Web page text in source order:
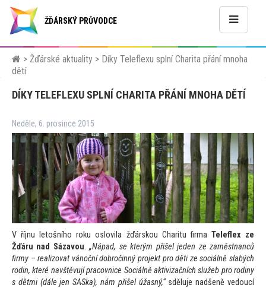
ŽĎÁRSKÝ PRŮVODCE
> Žďárské aktuality > Díky Teleflexu splní Charita přání mnoha
dětí
DÍKY TELEFLEXU SPLNÍ CHARITA PŘÁNÍ MNOHA DĚTÍ
Neděle, 6. prosince 2015
V říjnu letošního roku oslovila žďárskou Charitu firma Teleflex ze
Žďáru nad Sázavou.„Nápad, se kterým přišel jeden ze zaměstnanců
firmy – realizovat vánoční dobročinný projekt pro děti ze sociálně slabých
rodin, které navštěvují pracovnice Sociálně aktivizačních služeb pro rodiny
s dětmi (dále jen SASka), nám přišel úžasný,“sděluje nadšeně vedoucí